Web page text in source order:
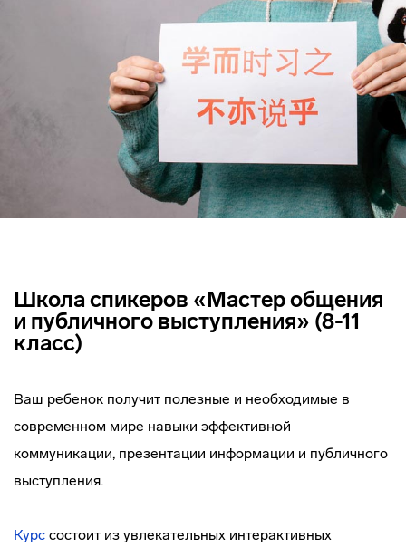
Школа спикеров «Мастер общения
и публичного выступления» (8-11
класс)
Ваш ребенок получит полезные и необходимые в
современном мире навыки эффективной
коммуникации, презентации информации и публичного
выступления.
Курс состоит из увлекательных интерактивных